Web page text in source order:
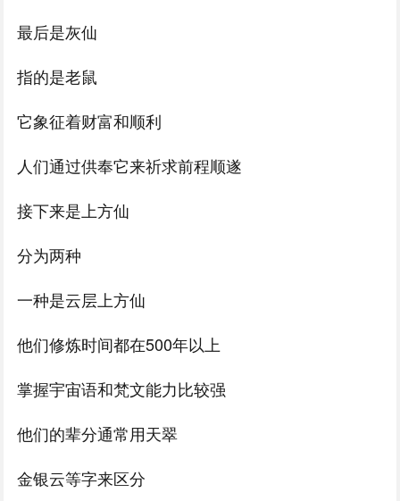
最后是灰仙
指的是老鼠
它象征着财富和顺利
人们通过供奉它来祈求前程顺遂
接下来是上方仙
分为两种
一种是云层上方仙
他们修炼时间都在500年以上
掌握宇宙语和梵文能力比较强
他们的辈分通常用天翠
金银云等字来区分